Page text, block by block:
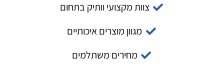
צוות מקצועי וותיק בתחום
מגוון מוצרים איכותיים
מחירים משתלמים